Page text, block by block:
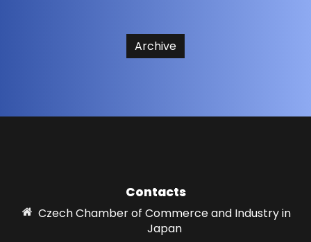
Archive
Contacts
Czech Chamber of Commerce and Industry in
Japan